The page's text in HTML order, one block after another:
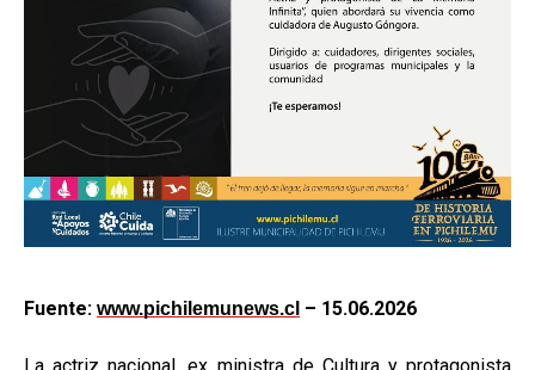
Fuente: www.pichilemunews.cl – 15.06.2026